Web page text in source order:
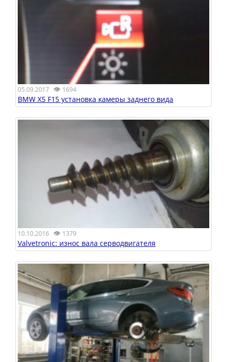
05.09.2017 👁 1694
BMW X5 F15 установка камеры заднего вида
10.10.2016 👁 1379
Valvetronic: износ вала серводвигателя